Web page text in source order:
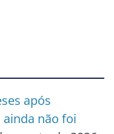
após
não foi